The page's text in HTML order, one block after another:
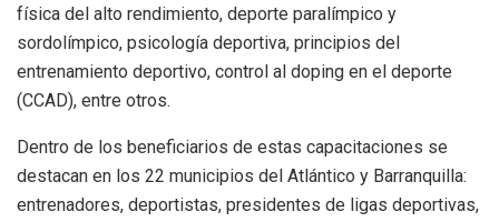
física del alto rendimiento, deporte paralímpico y
sordolímpico, psicología deportiva, principios del
entrenamiento deportivo, control al doping en el deporte
(CCAD), entre otros.
Dentro de los beneficiarios de estas capacitaciones se
destacan en los 22 municipios del Atlántico y Barranquilla:
entrenadores, deportistas, presidentes de ligas deportivas,